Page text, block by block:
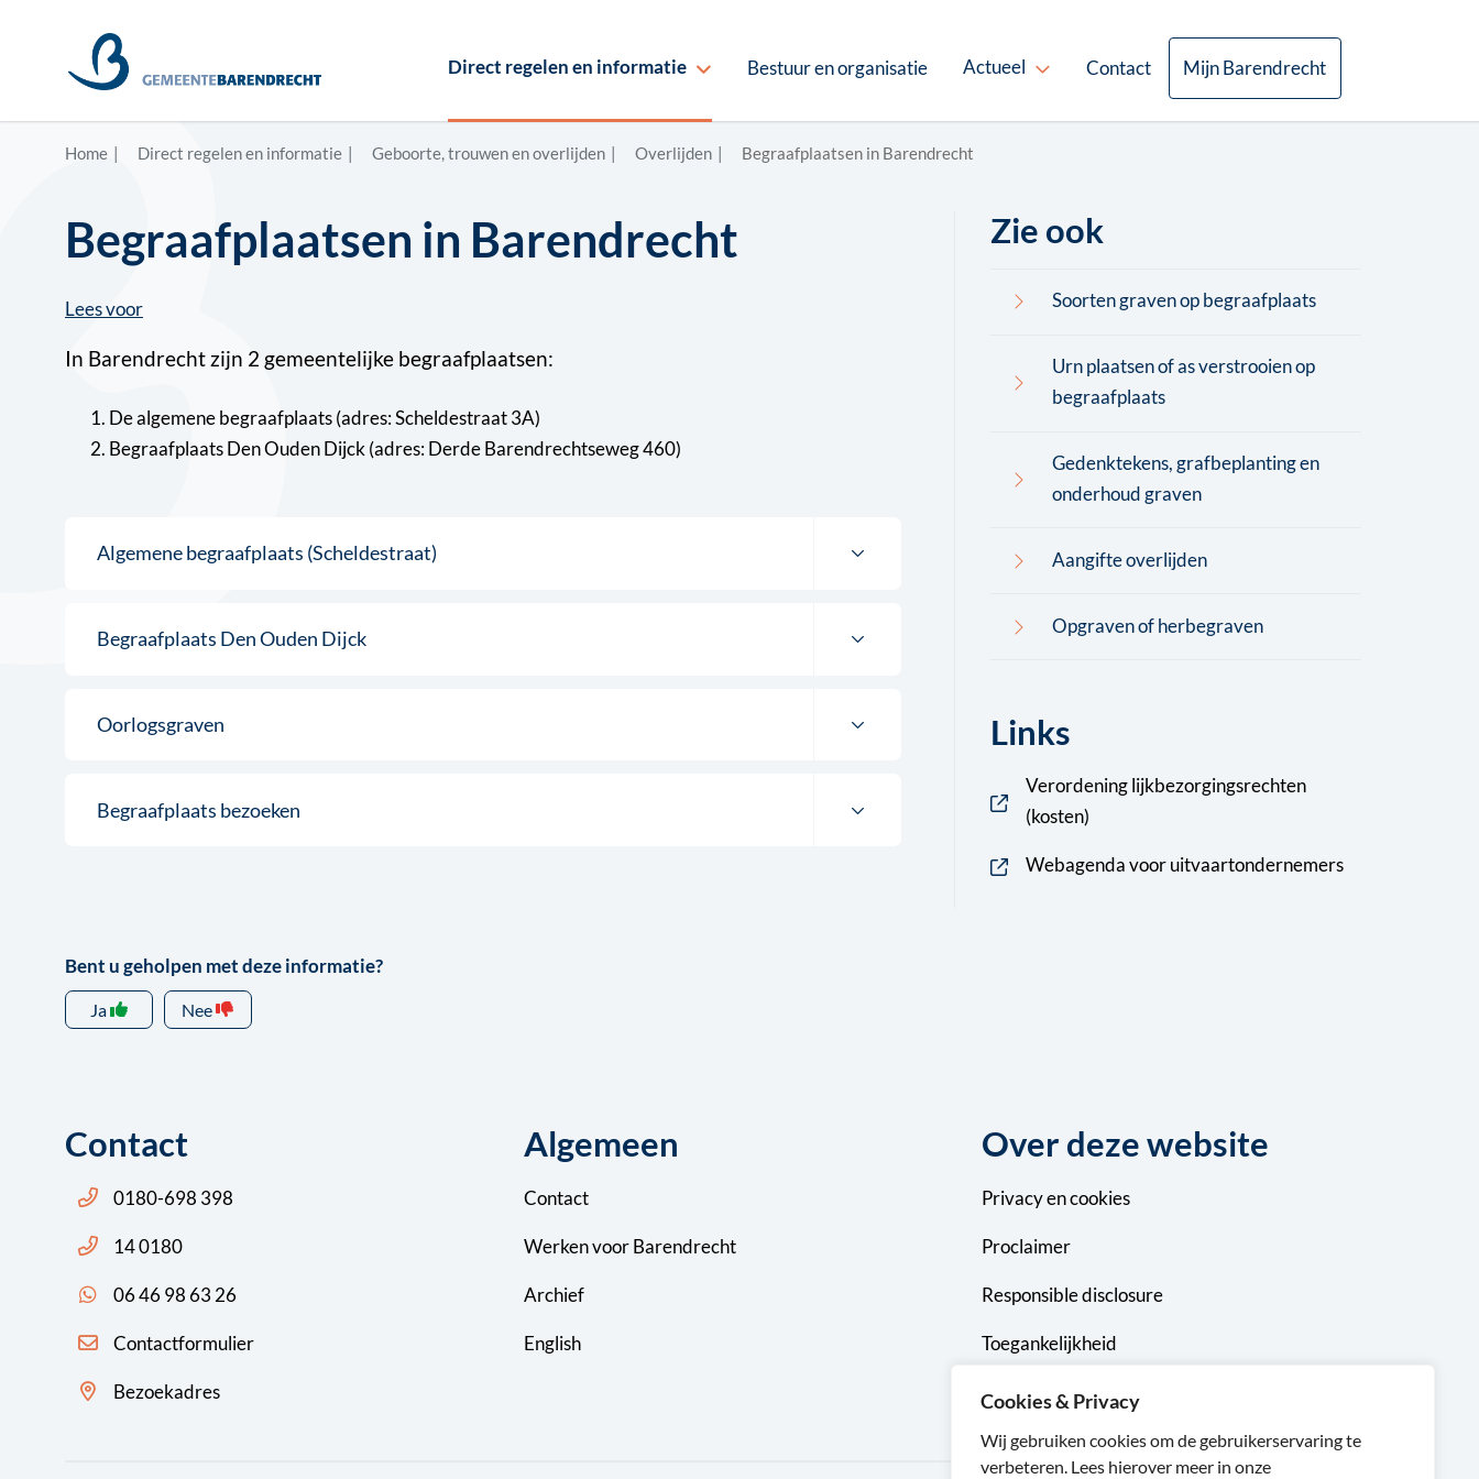
Cookies & Privacy
Wij gebruiken cookies om de gebruikerservaring te
verbeteren. Lees hierover meer in onze
Direct regelen en informatie Bestuur en organisatie Actueel Contact Mijn Barendrecht
Home Direct regelen en informatie Geboorte, trouwen en overlijden Overlijden Begraafplaatsen in Barendrecht
Begraafplaatsen in Barendrecht
Lees voor
In Barendrecht zijn 2 gemeentelijke begraafplaatsen:
De algemene begraafplaats (adres: Scheldestraat 3A)
Begraafplaats Den Ouden Dijck (adres: Derde Barendrechtseweg 460)
Algemene begraafplaats (Scheldestraat)
Begraafplaats Den Ouden Dijck
Oorlogsgraven
Begraafplaats bezoeken
Zie ook
Soorten graven op begraafplaats
Urn plaatsen of as verstrooien op
begraafplaats
Gedenktekens, grafbeplanting en
onderhoud graven
Aangifte overlijden
Opgraven of herbegraven
Links
Verordening lijkbezorgingsrechten
(kosten)
Webagenda voor uitvaartondernemers
Bent u geholpen met deze informatie?
Ja Nee
Contact
Bel ons: 14 0180
0180-698 398
Bel ons: 14 0180
14 0180
App ons: 06 46 98 63 26 (WhatsApp)
06 46 98 63 26
Contactformulier
Bezoekadres
Algemeen
Contact
Werken voor Barendrecht
Archief
English
Over deze website
Privacyencookies
Proclaimer
Responsible disclosure
Toegankelijkheid
Sitemap